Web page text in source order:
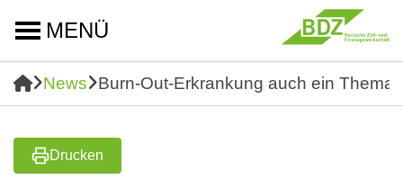
MENÜ
News Burn-Out-Erkrankung auch ein Thema
Drucken